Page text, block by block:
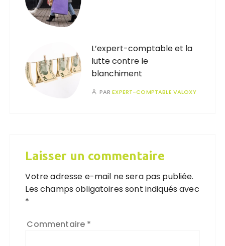
L’expert-comptable et la
lutte contre le
blanchiment
PAREXPERT-COMPTABLE VALOXY
Laisser un commentaire
Votre adresse e-mail ne sera pas publiée.
Les champs obligatoires sont indiqués avec
*
Commentaire *